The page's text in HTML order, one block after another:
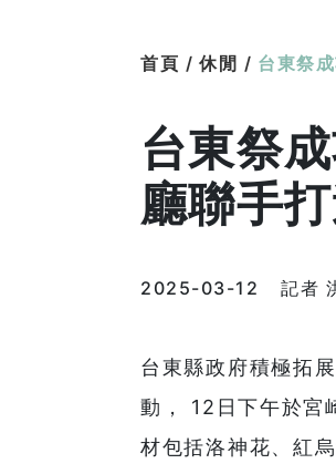
首頁 / 休閒 / 台東祭
台東祭
廳聯手
2025-03-12 記者
台東縣政府積極拓
動， 12日下午於宮
材包括洛神花、紅